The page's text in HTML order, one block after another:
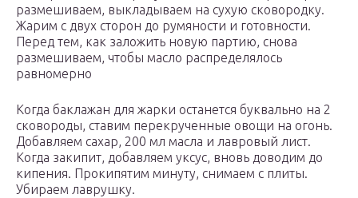
размешиваем, выкладываем на сухую сковородку.
Жарим с двух сторон до румяности и готовности.
Перед тем, как заложить новую партию, снова
размешиваем, чтобы масло распределялось
равномерно
Когда баклажан для жарки останется буквально на 2
сковороды, ставим перекрученные овощи на огонь.
Добавляем сахар, 200 мл масла и лавровый лист.
Когда закипит, добавляем уксус, вновь доводим до
кипения. Прокипятим минуту, снимаем с плиты.
Убираем лаврушку.